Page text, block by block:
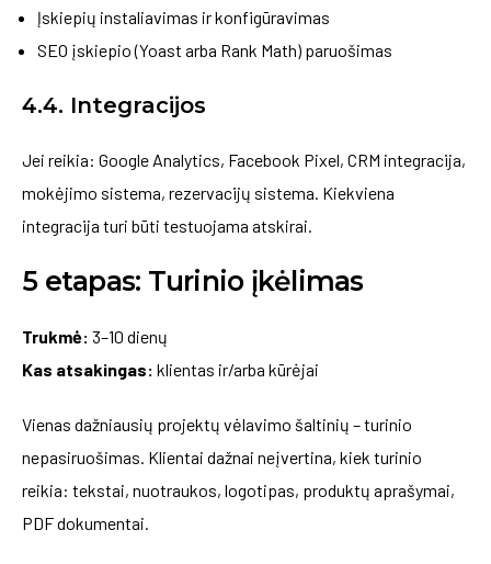
Įskiepių instaliavimas ir konfigūravimas
SEO įskiepio (Yoast arba Rank Math) paruošimas
4.4. Integracijos
Jei reikia: Google Analytics, Facebook Pixel, CRM integracija,
mokėjimo sistema, rezervacijų sistema. Kiekviena
integracija turi būti testuojama atskirai.
5 etapas: Turinio įkėlimas
Trukmė: 3–10 dienų
Kas atsakingas: klientas ir/arba kūrėjai
Vienas dažniausių projektų vėlavimo šaltinių – turinio
nepasiruošimas. Klientai dažnai neįvertina, kiek turinio
reikia: tekstai, nuotraukos, logotipas, produktų aprašymai,
PDF dokumentai.